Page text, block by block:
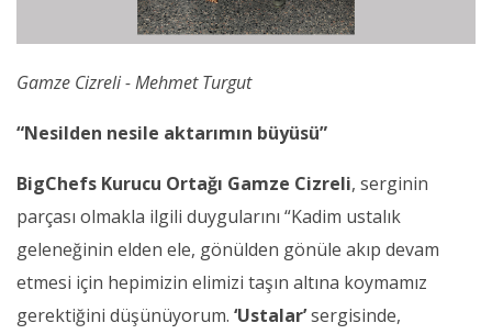
Gamze Cizreli - Mehmet Turgut
“Nesilden nesile aktarımın büyüsü”
BigChefs Kurucu Ortağı Gamze Cizreli, serginin
parçası olmakla ilgili duygularını “Kadim ustalık
geleneğinin elden ele, gönülden gönüle akıp devam
etmesi için hepimizin elimizi taşın altına koymamız
gerektiğini düşünüyorum. ‘Ustalar’sergisinde,